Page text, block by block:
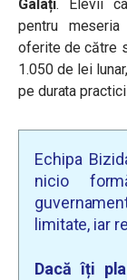
Galați. Elevii
pentru
oferite de către
1.050 de lei
pe durata
Echipa
nicio
limitate, iar
Dacă îți